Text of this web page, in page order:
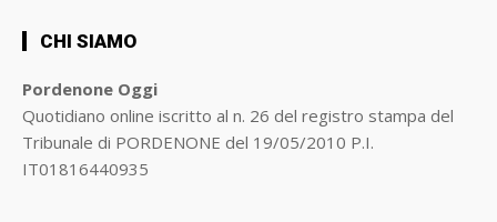
CHI SIAMO
Pordenone Oggi
Quotidiano online iscritto al n. 26 del registro stampa del
Tribunale di PORDENONE del 19/05/2010 P.I.
IT01816440935